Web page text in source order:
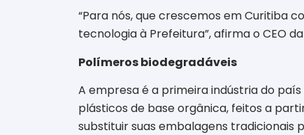
“Para nós, que crescemos em Curitiba
tecnologia à Prefeitura”, afirma o CEO
Polímeros biodegradáveis
A empresa é a primeira indústria do
plásticos de base orgânica, feitos a
substituir suas embalagens